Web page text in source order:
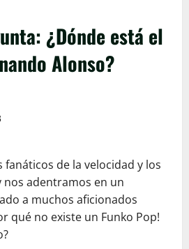
¿Dónde está el
Alonso?
fanáticos de la velocidad y los
nos adentramos en un
a muchos aficionados
qué no existe un Funko Pop!